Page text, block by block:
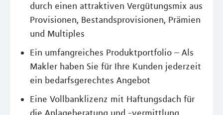
durch einen attraktiven Vergütungsmix aus
Provisionen, Bestandsprovisionen, Prämien
und Multiples
Ein umfangreiches Produktportfolio – Als
Makler haben Sie für Ihre Kunden jederzeit
ein bedarfsgerechtes Angebot
Eine Vollbanklizenz mit Haftungsdach für